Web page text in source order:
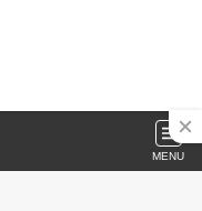
MENU